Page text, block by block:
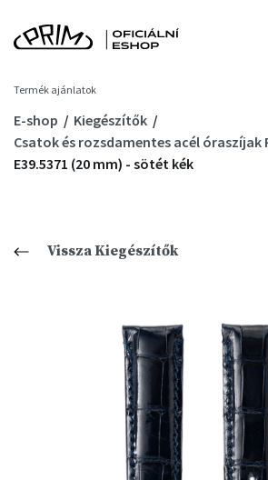
Termék ajánlatok
E-shop
Kiegészítők
Csatok és rozsdamentes acél óraszíjak
E39.5371 (20 mm) - sötét kék
Vissza Kiegészítők